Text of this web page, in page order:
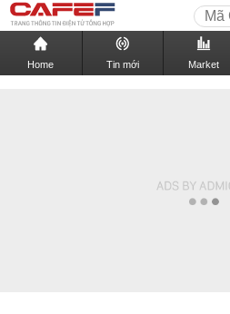
Home Tin mới Market